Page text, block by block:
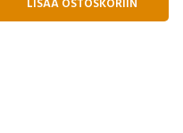
LISÄÄ OSTOSKORIIN